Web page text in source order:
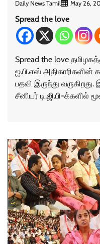
Daily News Tamil May 26,
Spread the love
Spread the love
ஐ.பி.எஸ் அதிகாரிகளின்
பதவி இருந்து
சீனியர் டி.ஜி.பி-க்களில்